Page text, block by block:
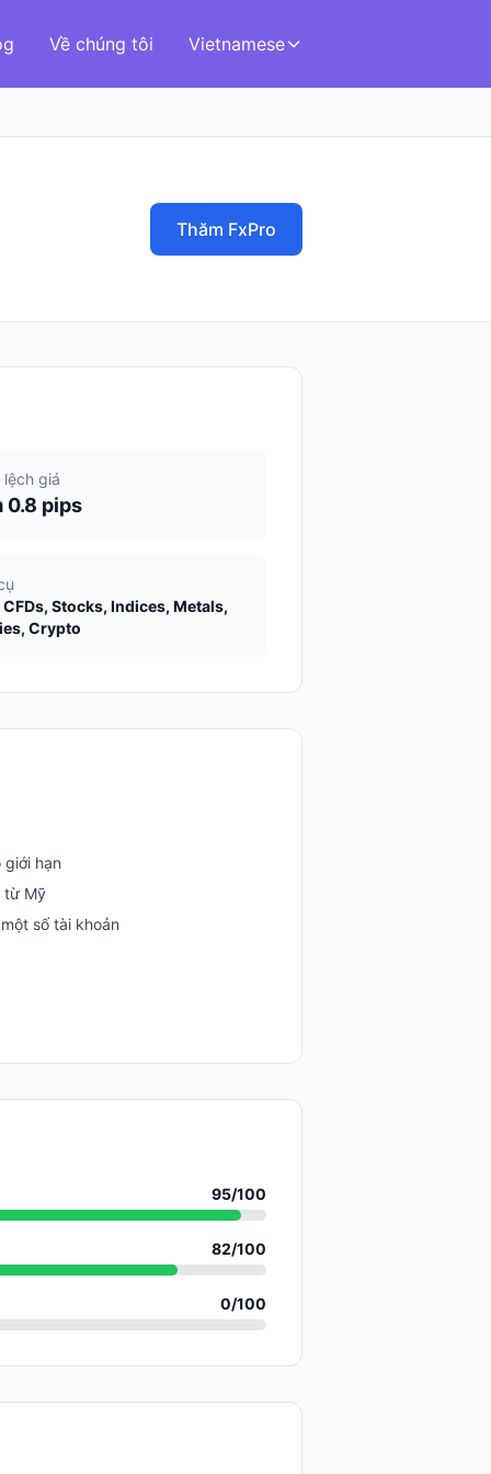
Về chúng tôi Vietnamese
Thăm FxPro
lệch giá
0.8 pips
CFDs, Stocks, Indices, Metals,
Crypto
hạn
từ Mỹ
số tài khoản
95/100
82/100
0/100